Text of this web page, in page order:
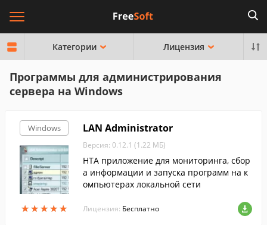
Категории Лицензия
Программы для администрирования
сервера на Windows
Windows
★★★★★
★★★★★
LAN Administrator
Версия: 0.12.1 (1.22 МБ)
HTA приложение для мониторинга, сбор
а информации и запуска программ на к
омпьютерах локальной сети
Лицензия: Бесплатно